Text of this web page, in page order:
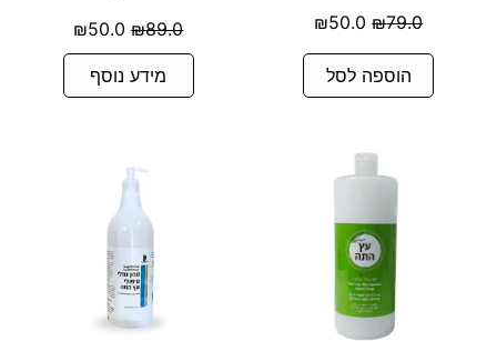
₪79.0
₪50.0
הוספה לסל
₪89.0
₪50.0
מידע נוסף